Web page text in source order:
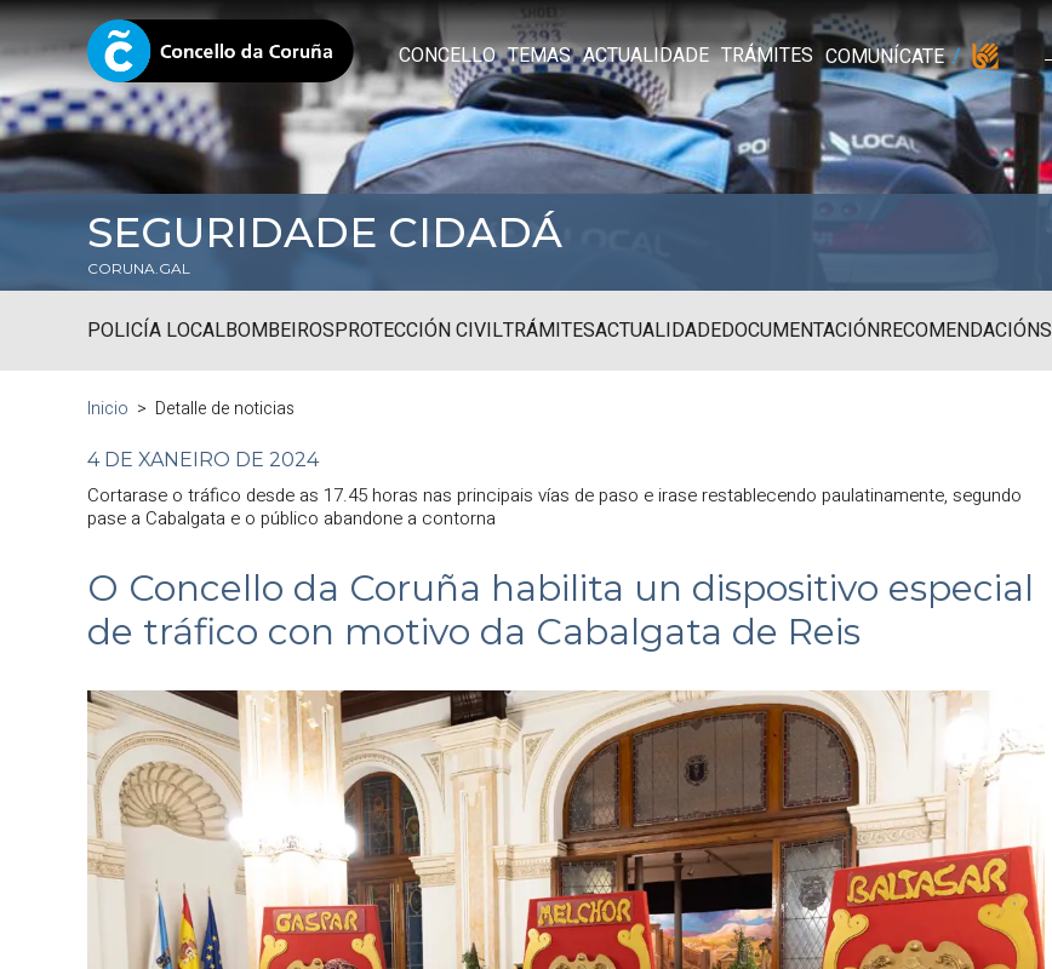
CONCELLO TEMAS ACTUALIDADE TRÁMITES COMUNÍCATE
SEGURIDADE CIDADÁ
CORUNA.GAL
POLICÍA LOCALBOMBEIROSPROTECCIÓN CIVILTRÁMITESACTUALIDADEDOCUMENTACIÓNRECOMENDACIÓNS
Inicio Detalle de noticias
4 DE XANEIRO DE 2024
Cortarase o tráfico desde as 17.45 horas nas principais vías de paso e irase restablecendo paulatinamente, segundo
pase a Cabalgata e o público abandone a contorna
O Concello da Coruña habilita un dispositivo especial
de tráfico con motivo da Cabalgata de Reis